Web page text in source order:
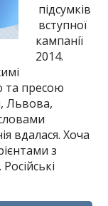
підсумків
вступної
кампанії
2014.
та пресою
Львова,
вдалася. Хоча
з